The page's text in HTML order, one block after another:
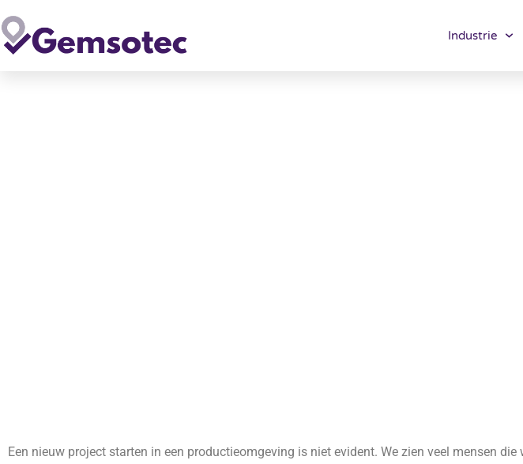
Industrie
Een nieuw project starten in een productieomgeving is niet evident. We zien veel mensen